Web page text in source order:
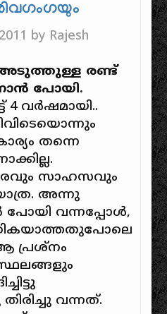
by Rajesh
അടുത്തുള്ള രണ്ട്
പോയി.
4 വർഷമായി..
തന്നെ
സാഹസവും
അന്നു
വന്നപ്പോൾ,
പ്രശ്നം
സ്ഥലങ്ങളും
വന്നത്.